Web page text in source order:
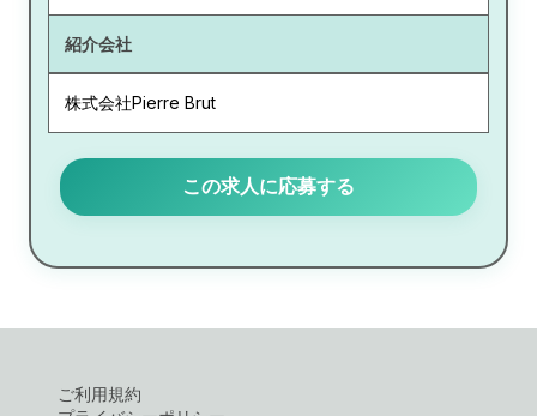
紹介会社
株式会社Pierre Brut
この求人に応募する
ご利用規約